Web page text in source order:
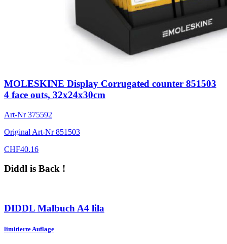
MOLESKINE Display Corrugated counter 851503
4 face outs, 32x24x30cm
Art-Nr375592
Original Art-Nr851503
CHF40.16
Diddl is Back !
DIDDL Malbuch A4 lila
limitierte Auflage